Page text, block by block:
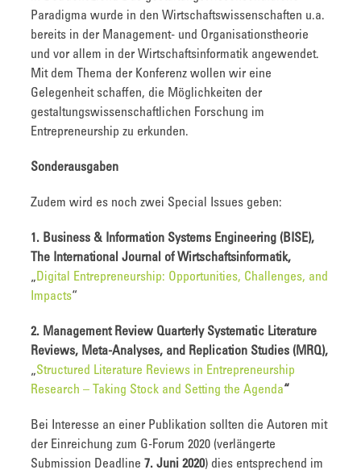
Paradigma wurde in den Wirtschaftswissenschaften u.a.
bereits in der Management- und Organisationstheorie
und vor allem in der Wirtschaftsinformatik angewendet.
Mit dem Thema der Konferenz wollen wir eine
Gelegenheit schaffen, die Möglichkeiten der
gestaltungswissenschaftlichen Forschung im
Entrepreneurship zu erkunden.
Sonderausgaben
Zudem wird es noch zwei Special Issues geben:
1. Business & Information Systems Engineering (BISE),
The International Journal of Wirtschaftsinformatik,
„Digital Entrepreneurship: Opportunities, Challenges, and
Impacts“
2. Management Review Quarterly Systematic Literature
Reviews, Meta-Analyses, and Replication Studies (MRQ),
„Structured Literature Reviews in Entrepreneurship
Research – Taking Stock and Setting the Agenda“
Bei Interesse an einer Publikation sollten die Autoren mit
der Einreichung zum G-Forum 2020 (verlängerte
Submission Deadline 7. Juni 2020) dies entsprechend im